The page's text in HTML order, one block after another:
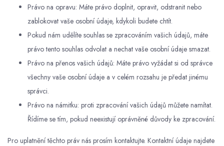
Právo na opravu: Máte právo doplnit, opravit, odstranit nebo
zablokovat vaše osobní údaje, kdykoli budete chtít.
Pokud nám udělíte souhlas se zpracováním vašich údajů, máte
právo tento souhlas odvolat a nechat vaše osobní údaje smazat.
Právo na přenos vašich údajů: Máte právo vyžádat si od správce
všechny vaše osobní údaje a v celém rozsahu je předat jinému
správci.
Právo na námitku: proti zpracování vašich údajů můžete namítat.
Řídíme se tím, pokud neexistují oprávněné důvody ke zpracování.
Pro uplatnění těchto práv nás prosím kontaktujte. Kontaktní údaje najdete